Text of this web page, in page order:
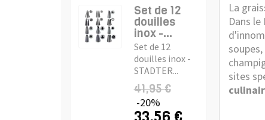
Set de 12
douilles
inox -...
Set de 12
douilles inox -
STADTER...
41,95 €
-20%
La
Dans
sites